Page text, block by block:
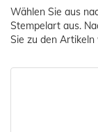
Wählen Sie aus
Stempelart aus.
Sie zu den